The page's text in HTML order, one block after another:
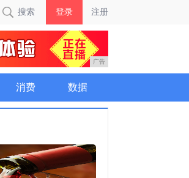
搜索 登录 注册
广告
消费 数据